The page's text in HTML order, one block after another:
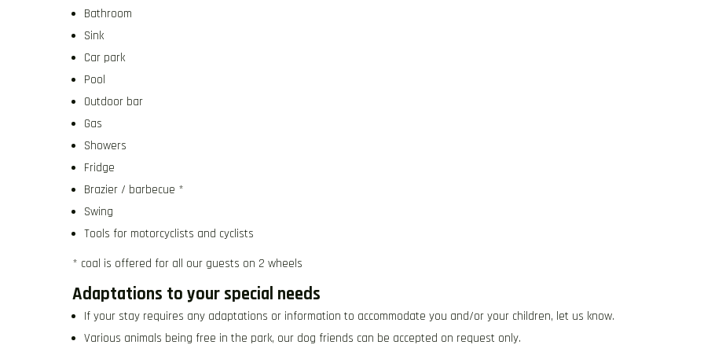
Bathroom
Sink
Car park
Pool
Outdoor bar
Gas
Showers
Fridge
Brazier / barbecue *
Swing
Tools for motorcyclists and cyclists
* coal is offered for all our guests on 2 wheels
Adaptations to your special needs
If your stay requires any adaptations or information to accommodate you and/or your children, let us know.
Various animals being free in the park, our dog friends can be accepted on request only.